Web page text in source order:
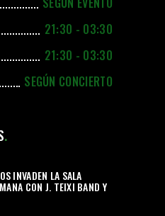
21:30 - 03:30
21:30 - 03:30
SEGÚN CONCIERTO
INVADEN LA SALA
CON J. TEIXI BAND Y